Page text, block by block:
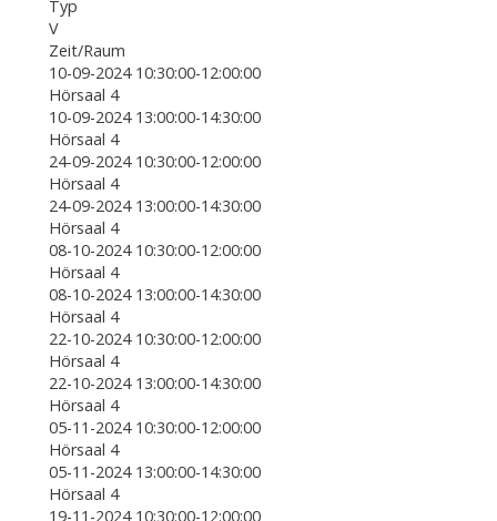
Typ
V
Zeit/Raum
10-09-2024 10:30:00-12:00:00
Hörsaal 4
10-09-2024 13:00:00-14:30:00
Hörsaal 4
24-09-2024 10:30:00-12:00:00
Hörsaal 4
24-09-2024 13:00:00-14:30:00
Hörsaal 4
08-10-2024 10:30:00-12:00:00
Hörsaal 4
08-10-2024 13:00:00-14:30:00
Hörsaal 4
22-10-2024 10:30:00-12:00:00
Hörsaal 4
22-10-2024 13:00:00-14:30:00
Hörsaal 4
05-11-2024 10:30:00-12:00:00
Hörsaal 4
05-11-2024 13:00:00-14:30:00
Hörsaal 4
19-11-2024 10:30:00-12:00:00